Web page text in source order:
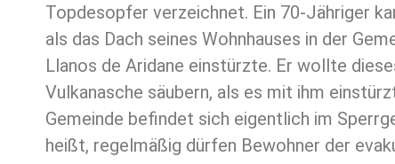
Topdesopfer verzeichnet. Ein 70-Jähriger
als das Dach seines Wohnhauses in der
Llanos de Aridane einstürzte. Er wollte
Vulkanasche säubern, als es mit ihm
Gemeinde befindet sich eigentlich im
heißt, regelmäßig dürfen Bewohner der